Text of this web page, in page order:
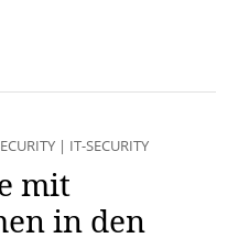
| IT-SECURITY
mit
in den